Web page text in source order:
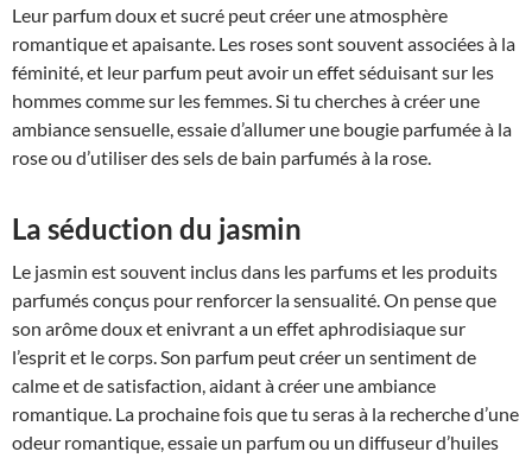
Leur parfum doux et sucré peut créer une atmosphère
romantique et apaisante. Les roses sont souvent associées à la
féminité, et leur parfum peut avoir un effet séduisant sur les
hommes comme sur les femmes. Si tu cherches à créer une
ambiance sensuelle, essaie d’allumer une bougie parfumée à la
rose ou d’utiliser des sels de bain parfumés à la rose.
La séduction du jasmin
Le jasmin est souvent inclus dans les parfums et les produits
parfumés conçus pour renforcer la sensualité. On pense que
son arôme doux et enivrant a un effet aphrodisiaque sur
l’esprit et le corps. Son parfum peut créer un sentiment de
calme et de satisfaction, aidant à créer une ambiance
romantique. La prochaine fois que tu seras à la recherche d’une
odeur romantique, essaie un parfum ou un diffuseur d’huiles